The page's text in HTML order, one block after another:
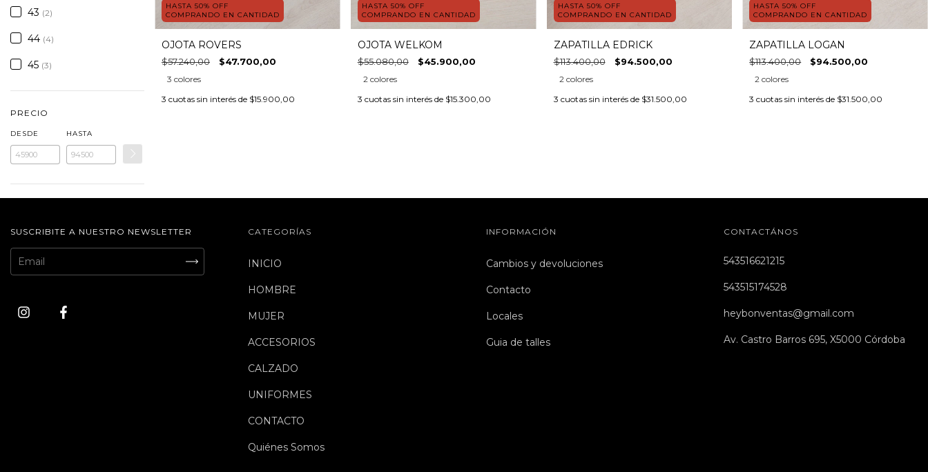
43 (2)
44 (4)
45 (3)
PRECIO
DESDE HASTA
HASTA 50% OFF
COMPRANDO EN CANTIDAD
OJOTA ROVERS
$57.240,00 $47.700,00
3 colores
3 cuotas sin interés de $15.900,00
HASTA 50% OFF
COMPRANDO EN CANTIDAD
OJOTA WELKOM
$55.080,00 $45.900,00
2 colores
3 cuotas sin interés de $15.300,00
HASTA 50% OFF
COMPRANDO EN CANTIDAD
ZAPATILLA EDRICK
$113.400,00 $94.500,00
2 colores
3 cuotas sin interés de $31.500,00
HASTA 50% OFF
COMPRANDO EN CANTIDAD
ZAPATILLA LOGAN
$113.400,00 $94.500,00
2 colores
3 cuotas sin interés de $31.500,00
SUSCRIBITE A NUESTRO NEWSLETTER CATEGORÍAS
INICIO
HOMBRE
MUJER
ACCESORIOS
CALZADO
UNIFORMES
CONTACTO
Quiénes Somos
INFORMACIÓN
Cambios y devoluciones
Contacto
Locales
Guia de talles
CONTACTÁNOS
543516621215
543515174528
heybonventas@gmail.com
Av. Castro Barros 695, X5000 Córdoba